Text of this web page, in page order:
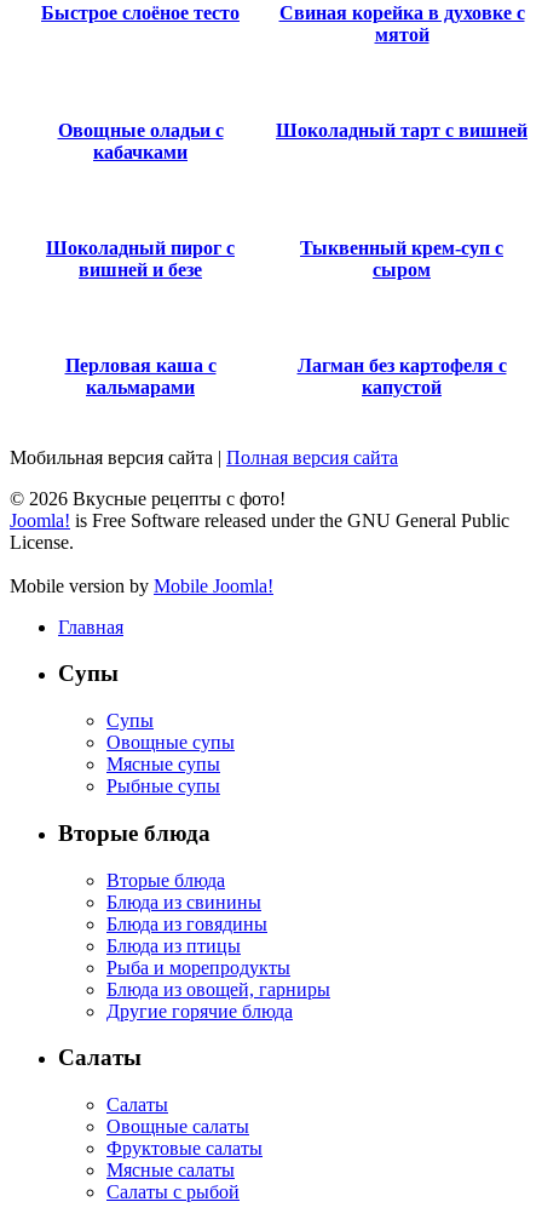
Быстрое слоёное тесто
Свиная корейка в духовке с
мятой
Овощные оладьи с
кабачками
Шоколадный тарт с вишней
Шоколадный пирог с
вишней и безе
Тыквенный крем-суп с
сыром
Перловая каша с
кальмарами
Лагман без картофеля с
капустой
Мобильная версия сайта | Полная версия сайта
© 2026 Вкусные рецепты с фото!
Joomla! is Free Software released under the GNU General Public
License.
Mobile version by Mobile Joomla!
Главная
Супы
Супы
Овощные супы
Мясные супы
Рыбные супы
Вторые блюда
Вторые блюда
Блюда из свинины
Блюда из говядины
Блюда из птицы
Рыба и морепродукты
Блюда из овощей, гарниры
Другие горячие блюда
Салаты
Салаты
Овощные салаты
Фруктовые салаты
Мясные салаты
Салаты с рыбой